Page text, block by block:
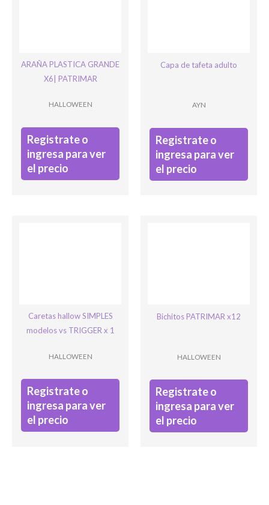
ARAÑA PLASTICA GRANDE
X6| PATRIMAR
HALLOWEEN
Registrate o
ingresa para ver
el precio
Capa de tafeta adulto
AYN
Registrate o
ingresa para ver
el precio
Caretas hallow SIMPLES
modelos vs TRIGGER x 1
HALLOWEEN
Registrate o
ingresa para ver
el precio
Bichitos PATRIMAR x12
HALLOWEEN
Registrate o
ingresa para ver
el precio